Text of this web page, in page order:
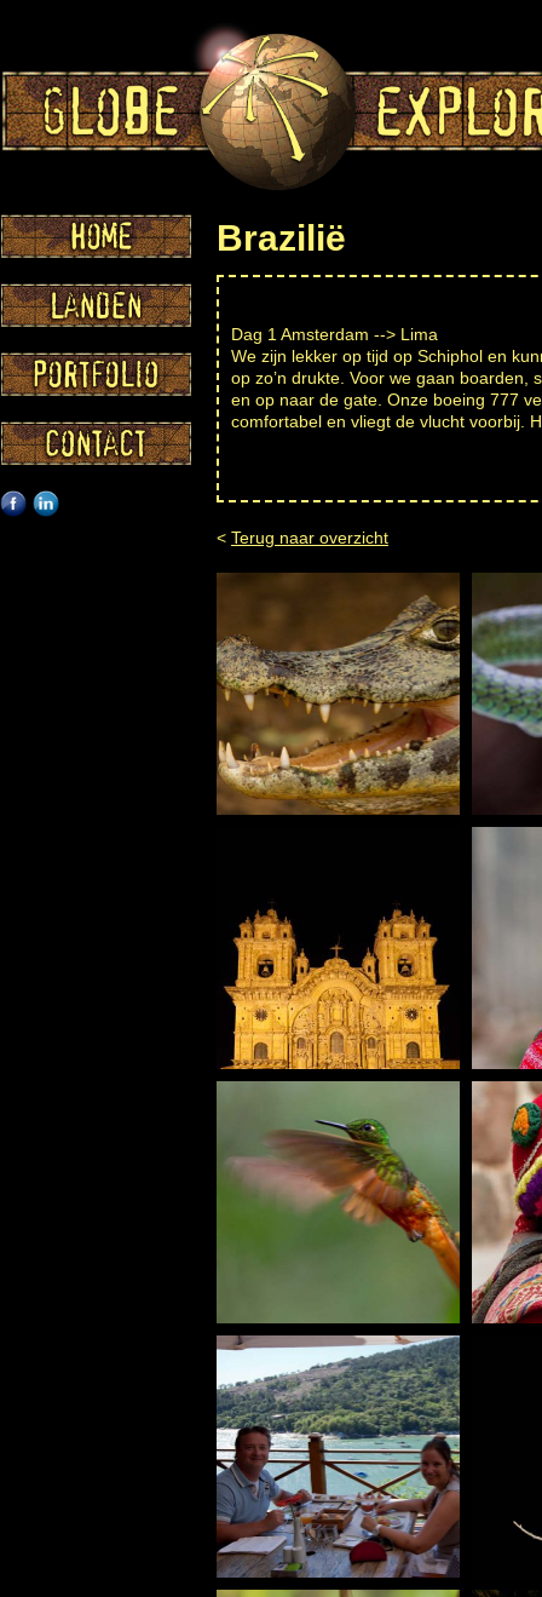
Brazilië
Dag 1 Amsterdam --> Lima
We zijn lekker op tijd op Schiphol en
op zo’n drukte. Voor we gaan
en op naar de gate. Onze boeing 777
comfortabel en vliegt de vlucht voorbij.
< Terug naar overzicht